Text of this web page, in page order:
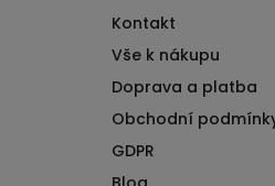
Kontakt
Vše k nákupu
Doprava a platba
Obchodní
GDPR